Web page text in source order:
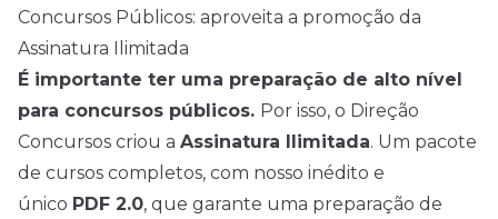
Concursos Públicos: aproveita a promoção da
Assinatura Ilimitada
É importante ter uma preparação de alto nível
para concursos públicos. Por isso, o Direção
Concursos criou a Assinatura Ilimitada. Um pacote
de cursos completos, com nosso inédito e
único PDF 2.0, que garante uma preparação de